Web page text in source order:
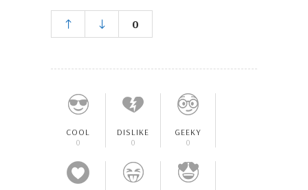
0
COOL
0
DISLIKE
0
GEEKY
0